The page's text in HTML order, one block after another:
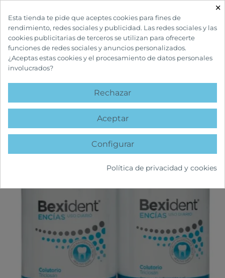
INICIO CUIDADOS BUCALES
favorite
×
Esta tienda te pide que aceptes cookies para fines de
rendimiento, redes sociales y publicidad. Las redes sociales y las
cookies publicitarias de terceros se utilizan para ofrecerte
funciones de redes sociales y anuncios personalizados.
¿Aceptas estas cookies y el procesamiento de datos personales
involucrados?
Rechazar
Aceptar
Configurar
Política de privacidad y cookies